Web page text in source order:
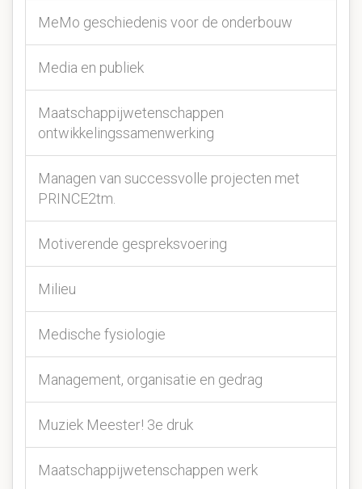
MeMo geschiedenis voor de onderbouw
Media en publiek
Maatschappijwetenschappen
ontwikkelingssamenwerking
Managen van successvolle projecten met
PRINCE2tm.
Motiverende gespreksvoering
Milieu
Medische fysiologie
Management, organisatie en gedrag
Muziek Meester! 3e druk
Maatschappijwetenschappen werk